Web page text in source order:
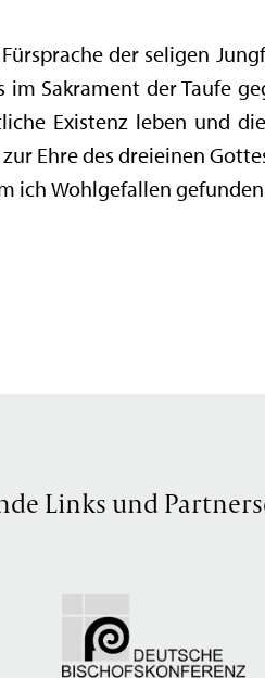
der seligen
Sakrament der Taufe
Existenz leben und
Ehre des dreieinen
ich Wohlgefallen
Links und